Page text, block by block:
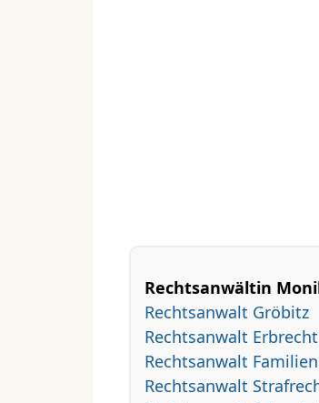
Rechtsanwältin
Rechtsanwalt Gröbitz
Rechtsanwalt Erbrecht
Rechtsanwalt
Rechtsanwalt